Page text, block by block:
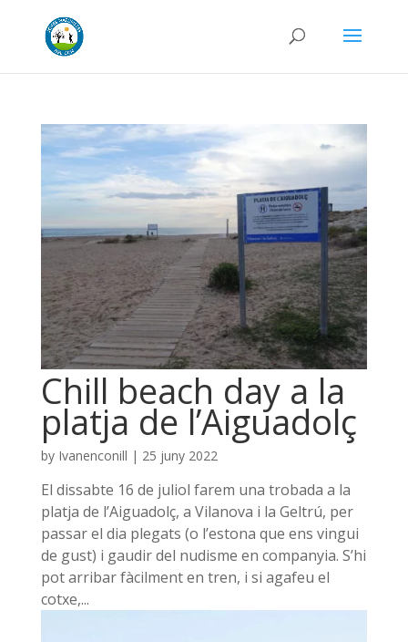
Chill beach day a la
platja de l’Aiguadolç
by Ivanenconill | 25 juny 2022
El dissabte 16 de juliol farem una trobada a la
platja de l’Aiguadolç, a Vilanova i la Geltrú, per
passar el dia plegats (o l’estona que ens vingui
de gust) i gaudir del nudisme en companyia. S’hi
pot arribar fàcilment en tren, i si agafeu el
cotxe,...